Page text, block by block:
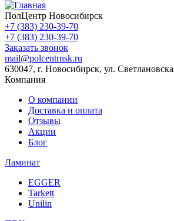
ПолЦентр Новосибирск
+7 (383) 230-39-70
+7 (383) 230-39-70
Заказать звонок
mail@polcentrnsk.ru
630047, г. Новосибирск, ул.
Компания
О компании
Доставка и оплата
Отзывы
Акции
Блог
Ламинат
EGGER
Tarkett
Unilin